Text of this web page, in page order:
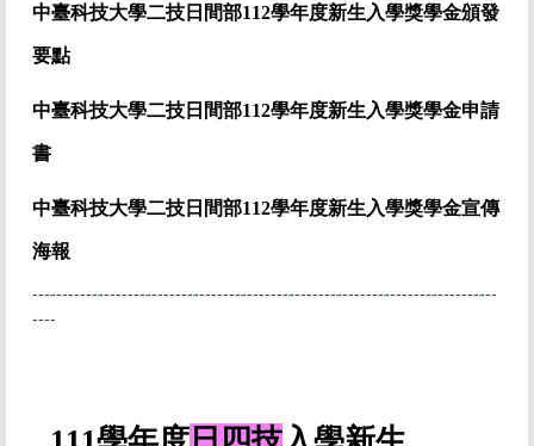
中臺科技大學二技日間部112學年度新生入學獎學金頒發
要點
中臺科技大學二技日間部112學年度新生入學獎學金申請
書
中臺科技大學二技日間部112學年度新生入學獎學金宣傳
海報
------------------------------------------------------------------------------
----